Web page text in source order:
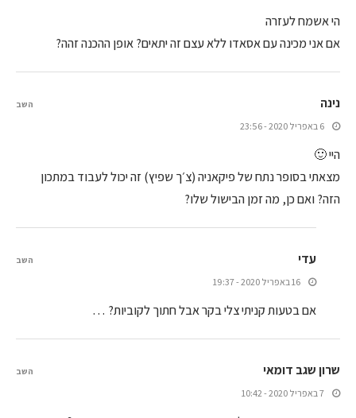
הי אשמח לעזרה
אם אני מכינה עם אסאדו ללא עצם זה יתאים? אופן ההכנה זהה?
נינה
6 באפריל 2020 - 23:56
היי 🙂
מצאתי בסופר נתח של פיקאניה (צ׳ך שפיץ) זה יכול לעבוד במתכון
הזה? ואם כן, מה זמן הבישול שלו?
השב
עדי
16 באפריל 2020 - 19:37
אם בטעות קניתי צלי בקר אבל חתוך לקוביות? …
השב
שרון שגב דומאי
7 באפריל 2020 - 10:42
השב